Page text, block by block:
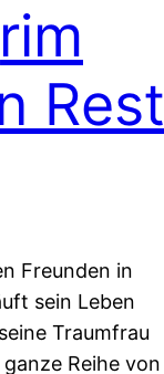
Rest
Freunden in
sein Leben
Traumfrau
Reihe von